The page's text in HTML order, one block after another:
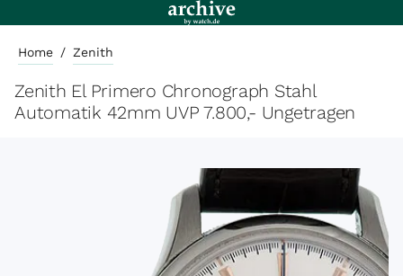
Home / Zenith
Zenith El Primero Chronograph Stahl
Automatik 42mm UVP 7.800,- Ungetragen